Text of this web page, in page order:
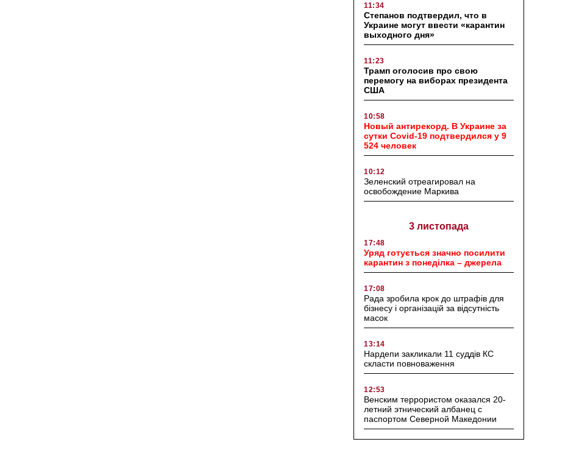
11:34
Степанов подтвердил, что в
Украине могут ввести «карантин
выходного дня»
11:23
Трамп оголосив про свою
перемогу на виборах президента
США
10:58
Новый антирекорд. В Украине за
сутки Covid-19 подтвердился у 9
524 человек
10:12
Зеленский отреагировал на
освобождение Маркива
3 листопада
17:48
Уряд готується значно посилити
карантин з понеділка – джерела
17:08
Рада зробила крок до штрафів для
бізнесу і організацій за відсутність
масок
13:14
Нардепи закликали 11 суддів КС
скласти повноваження
12:53
Венским террористом оказался 20-
летний этнический албанец с
паспортом Северной Македонии